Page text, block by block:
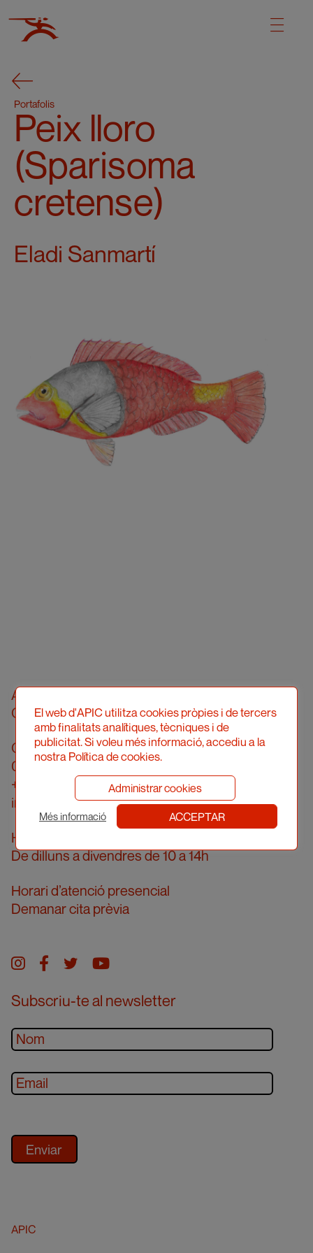
Portafolis
Peix lloro
(Sparisoma
cretense)
Eladi Sanmartí
Associació Professional d’Il·lustradors de
Catalunya
Carrer Londres, 96, pral. 2a
08036 Barcelona
+34 934 161 474
info@apic.cat
Horari d’atenció telefònica
De dilluns a divendres de 10 a 14h
Horari d’atenció presencial
Demanar cita prèvia
Instagram
facebook
twitteryoutube
Subscriu-te al newsletter
APIC
El web d'APIC utilitza cookies pròpies i de tercers
amb finalitats analítiques, tècniques i de
publicitat. Si voleu més informació, accediu a la
nostra Política de cookies.
Administrar cookies
Més informació ACCEPTAR